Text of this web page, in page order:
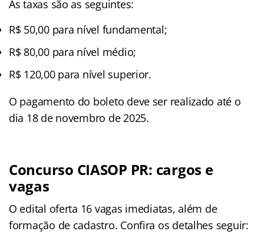
As taxas são as seguintes:
R$ 50,00 para nível fundamental;
R$ 80,00 para nível médio;
R$ 120,00 para nível superior.
O pagamento do boleto deve ser realizado até o
dia 18 de novembro de 2025.
Concurso CIASOP PR: cargos e
vagas
O edital oferta 16 vagas imediatas, além de
formação de cadastro. Confira os detalhes seguir: